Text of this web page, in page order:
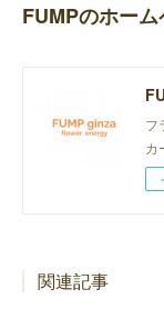
FUMPのホー
フ
カ
関連記事